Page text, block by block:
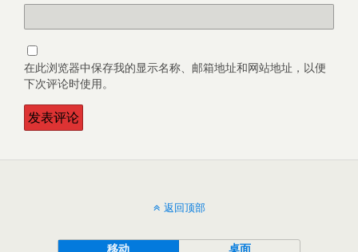
在此浏览器中保存我的显示名称、邮箱地址和网站地址，以便
下次评论时使用。
返回顶部
移动 桌面